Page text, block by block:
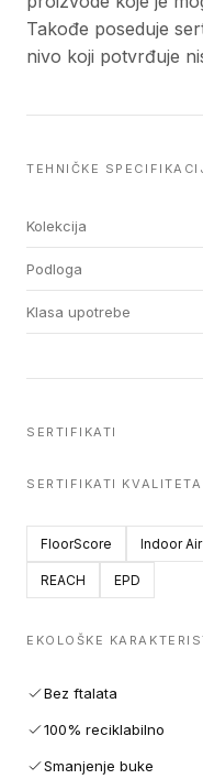
Takođe poseduje
nivo koji potvrđuje
TEHNIČKE
Kolekcija
Podloga
Klasa upotrebe
SERTIFIKATI
SERTIFIKATI KVALITETA
FloorScore Indoor
REACH EPD
EKOLOŠKE
Bez ftalata
100% reciklabilno
Smanjenje buke